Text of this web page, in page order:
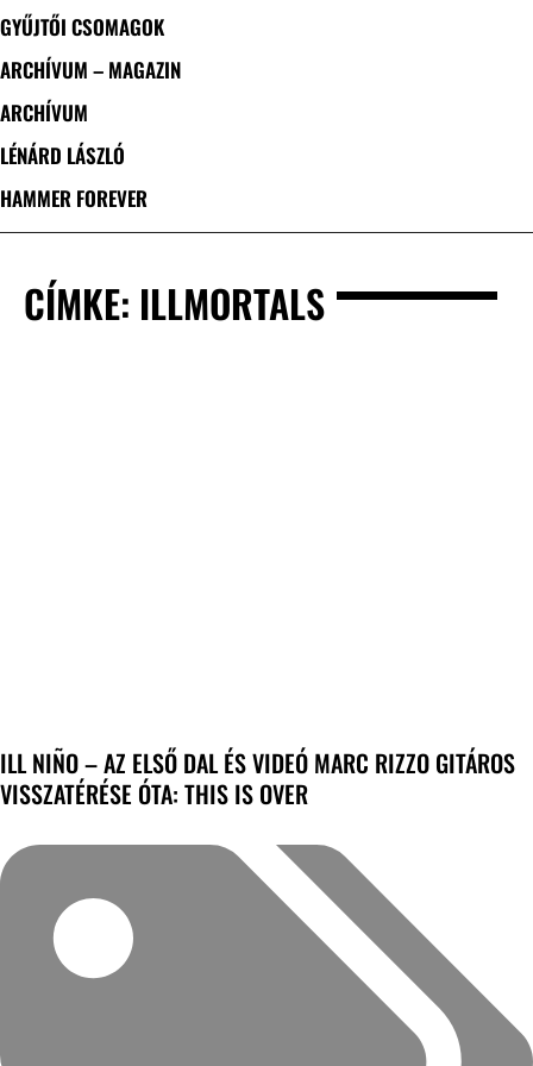
GYŰJTŐI CSOMAGOK
ARCHÍVUM – MAGAZIN
ARCHÍVUM
LÉNÁRD LÁSZLÓ
HAMMER FOREVER
CÍMKE: ILLMORTALS
ILL NIÑO – AZ ELSŐ DAL ÉS VIDEÓ MARC RIZZO GITÁROS
VISSZATÉRÉSE ÓTA: THIS IS OVER